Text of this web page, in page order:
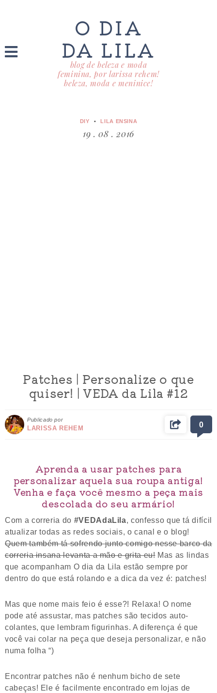
O DIA
DA LILA
blog de beleza e moda
feminina, por larissa rehem!
beleza, moda e meninice!
DIY LILA ENSINA
19 . 08 . 2016
Patches | Personalize o que
quiser! | VEDA da Lila #12
Publicado por
LARISSA REHEM 0
Aprenda a usar patches para
personalizar aquela sua roupa antiga!
Venha e faça você mesmo a peça mais
descolada do seu armário!
Com a correria do #VEDAdaLila, confesso que tá difícil
atualizar todas as redes sociais, o canal e o blog!
Quem também tá sofrendo junto comigo nesse barco da
correria insana levanta a mão e grita eu!Mas as lindas
que acompanham O dia da Lila estão sempre por
dentro do que está rolando e a dica da vez é: patches!
Mas que nome mais feio é esse?! Relaxa! O nome
pode até assustar, mas patches são tecidos auto-
colantes, que lembram figurinhas. A diferença é que
você vai colar na peça que deseja personalizar, e não
numa folha “)
Encontrar patches não é nenhum bicho de sete
cabeças! Ele é facilmente encontrado em lojas de